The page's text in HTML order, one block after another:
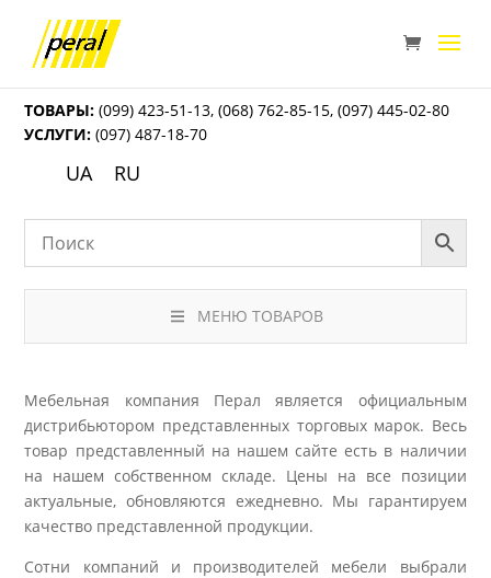
ТОВАРЫ: (099) 423-51-13,(068) 762-85-15,(097) 445-02-80
УСЛУГИ: (097) 487-18-70
UA RU
МЕНЮ ТОВАРОВ
Мебельная компания Перал является официальным
дистрибьютором представленных торговых марок. Весь
товар представленный на нашем сайте есть в наличии
на нашем собственном складе. Цены на все позиции
актуальные, обновляются ежедневно. Мы гарантируем
качество представленной продукции.
Сотни компаний и производителей мебели выбрали